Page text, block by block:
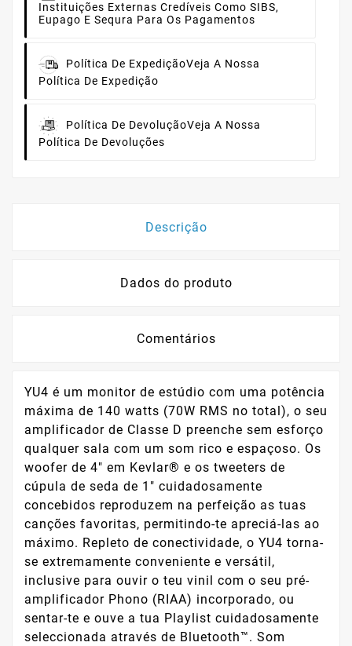
Instituições Externas Credíveis Como SIBS,
Eupago E Sequra Para Os Pagamentos
Política De ExpediçãoVeja A Nossa
Política De Expedição
Política De DevoluçãoVeja A Nossa
Política De Devoluções
Descrição
Dados do produto
Comentários
YU4 é um monitor de estúdio com uma potência
máxima de 140 watts (70W RMS no total), o seu
amplificador de Classe D preenche sem esforço
qualquer sala com um som rico e espaçoso. Os
woofer de 4" em Kevlar® e os tweeters de
cúpula de seda de 1" cuidadosamente
concebidos reproduzem na perfeição as tuas
canções favoritas, permitindo-te apreciá-las ao
máximo. Repleto de conectividade, o YU4 torna-
se extremamente conveniente e versátil,
inclusive para ouvir o teu vinil com o seu pré-
amplificador Phono (RIAA) incorporado, ou
sentar-te e ouve a tua Playlist cuidadosamente
seleccionada através de Bluetooth™. Som